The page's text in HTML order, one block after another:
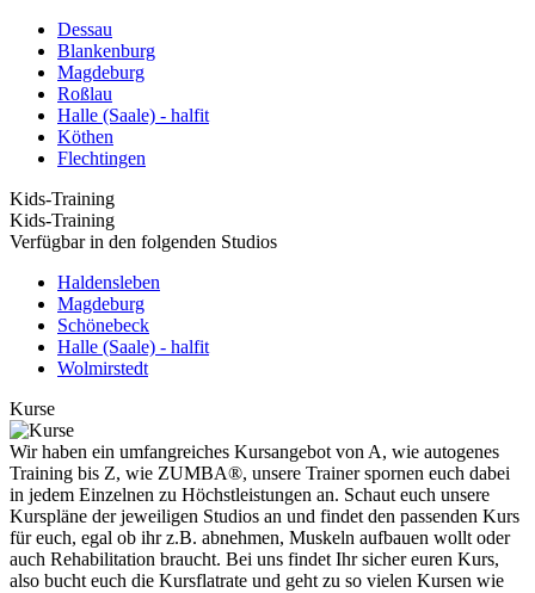
Dessau
Blankenburg
Magdeburg
Roßlau
Halle (Saale) - halfit
Köthen
Flechtingen
Kids-Training
Kids-Training
Verfügbar in den folgenden Studios
Haldensleben
Magdeburg
Schönebeck
Halle (Saale) - halfit
Wolmirstedt
Kurse
Wir haben ein umfangreiches Kursangebot von A, wie autogenes
Training bis Z, wie ZUMBA®, unsere Trainer spornen euch dabei
in jedem Einzelnen zu Höchstleistungen an. Schaut euch unsere
Kurspläne der jeweiligen Studios an und findet den passenden Kurs
für euch, egal ob ihr z.B. abnehmen, Muskeln aufbauen wollt oder
auch Rehabilitation braucht. Bei uns findet Ihr sicher euren Kurs,
also bucht euch die Kursflatrate und geht zu so vielen Kursen wie